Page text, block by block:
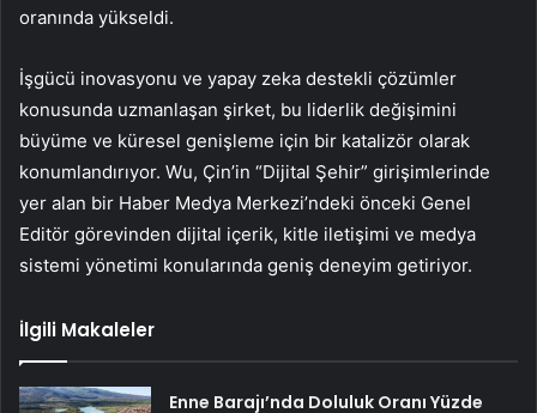
oranında yükseldi.
İşgücü inovasyonu ve yapay zeka destekli çözümler
konusunda uzmanlaşan şirket, bu liderlik değişimini
büyüme ve küresel genişleme için bir katalizör olarak
konumlandırıyor. Wu, Çin’in “Dijital Şehir” girişimlerinde
yer alan bir Haber Medya Merkezi’ndeki önceki Genel
Editör görevinden dijital içerik, kitle iletişimi ve medya
sistemi yönetimi konularında geniş deneyim getiriyor.
İlgili Makaleler
Enne Barajı’nda Doluluk Oranı Yüzde